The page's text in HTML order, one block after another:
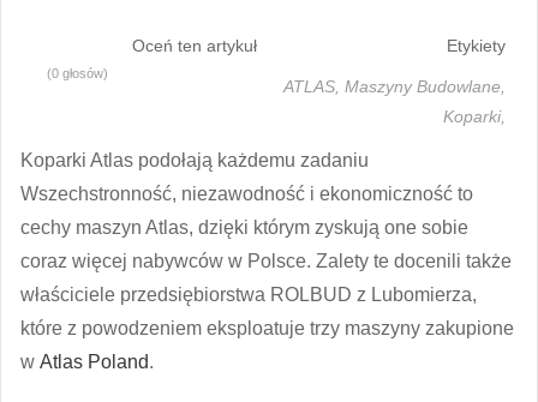
Oceń ten artykuł
(0 głosów)
Etykiety
ATLAS, Maszyny Budowlane,
Koparki,
Koparki Atlas podołają każdemu zadaniu
Wszechstronność, niezawodność i ekonomiczność to
cechy maszyn Atlas, dzięki którym zyskują one sobie
coraz więcej nabywców w Polsce. Zalety te docenili także
właściciele przedsiębiorstwa ROLBUD z Lubomierza,
które z powodzeniem eksploatuje trzy maszyny zakupione
w Atlas Poland.